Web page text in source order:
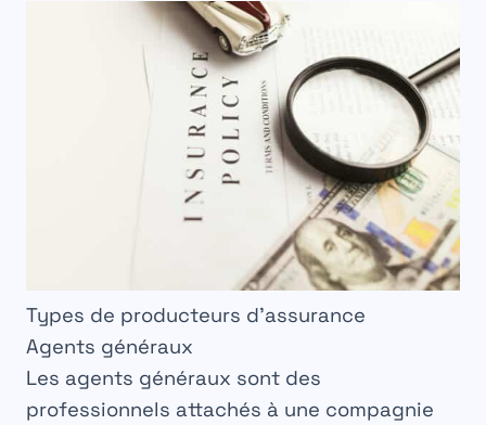
Types de producteurs d’assurance
Agents généraux
Les agents généraux sont des
professionnels attachés à une compagnie